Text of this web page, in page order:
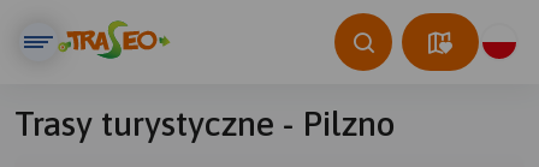
Trasy turystyczne - Pilzno